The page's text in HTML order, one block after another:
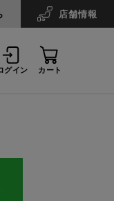
店舗情報
グイン カート